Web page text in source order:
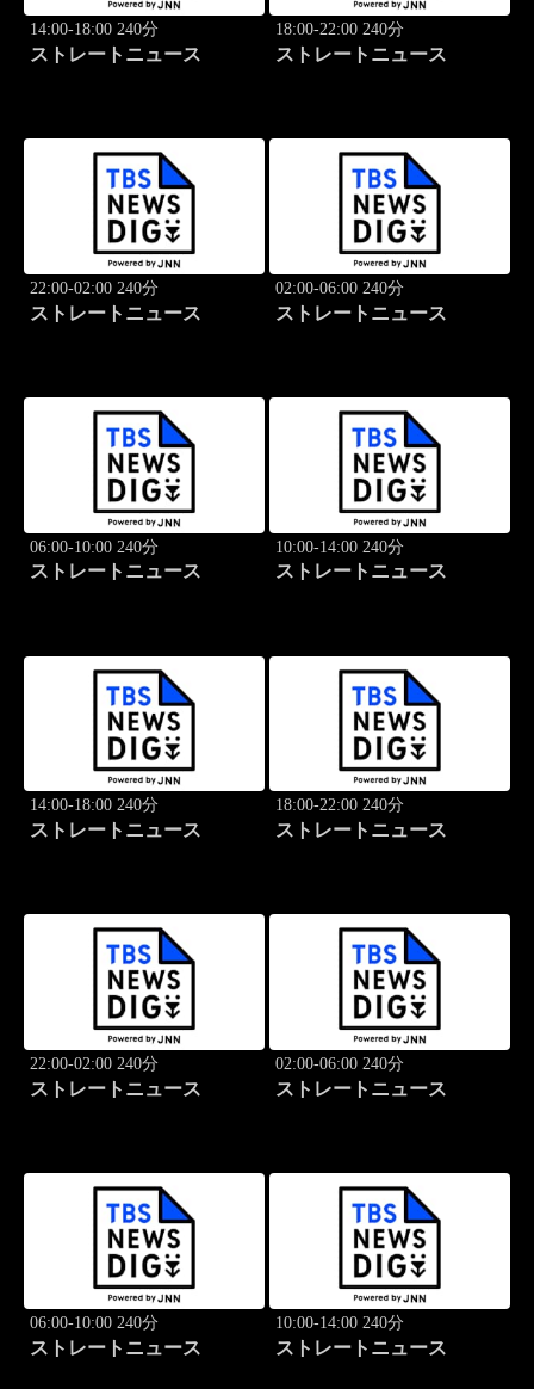
14:00-18:00 240分
ストレートニュース
18:00-22:00 240分
ストレートニュース
22:00-02:00 240分
ストレートニュース
02:00-06:00 240分
ストレートニュース
06:00-10:00 240分
ストレートニュース
10:00-14:00 240分
ストレートニュース
14:00-18:00 240分
ストレートニュース
18:00-22:00 240分
ストレートニュース
22:00-02:00 240分
ストレートニュース
02:00-06:00 240分
ストレートニュース
06:00-10:00 240分
ストレートニュース
10:00-14:00 240分
ストレートニュース